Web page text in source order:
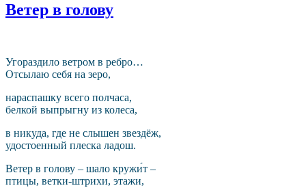
Ветер в голову
Угораздило ветром в ребро…
Отсылаю себя на зеро,
нараспашку всего полчаса,
белкой выпрыгну из колеса,
в никуда, где не слышен звездёж,
удостоенный плеска ладош.
Ветер в голову – шало кружи́т –
птицы, ветки-штрихи, этажи,